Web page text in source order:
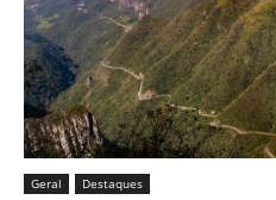
Geral Destaques